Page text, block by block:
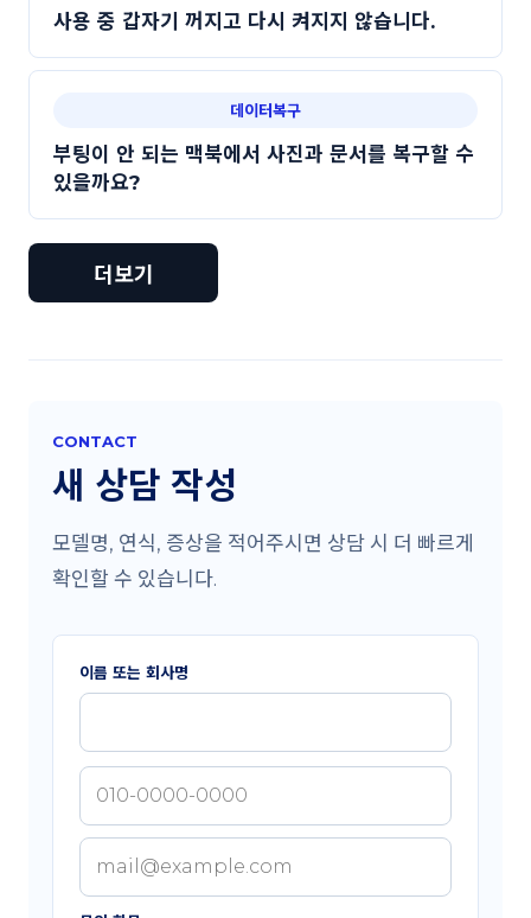
사용 중 갑자기 꺼지고 다시 켜지지 않습니다.
데이터복구
부팅이 안 되는 맥북에서 사진과 문서를 복구할 수
있을까요?
더보기
CONTACT
새 상담 작성
모델명, 연식, 증상을 적어주시면 상담 시 더 빠르게
확인할 수 있습니다.
이름 또는 회사명